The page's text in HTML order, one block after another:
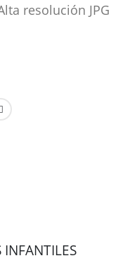
resolución JPG
INFANTILES